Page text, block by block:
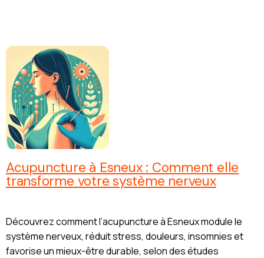
Acupuncture à Esneux : Comment elle
transforme votre système nerveux
Découvrez comment l’acupuncture à Esneux module le
système nerveux, réduit stress, douleurs, insomnies et
favorise un mieux-être durable, selon des études